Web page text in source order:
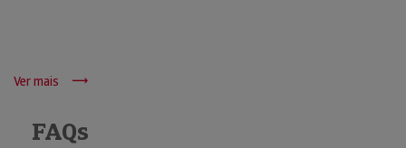
Ver mais
FAQs